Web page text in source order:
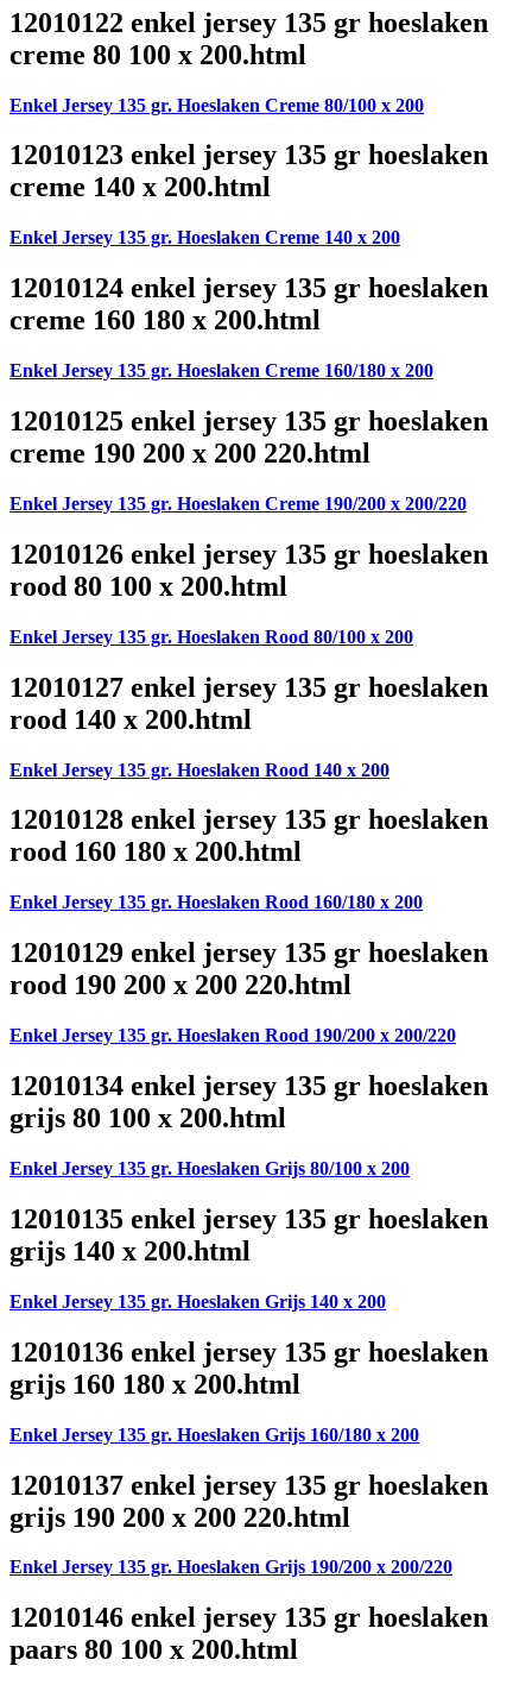
12010122 enkel jersey 135 gr hoeslaken
creme 80 100 x 200.html
Enkel Jersey 135 gr. Hoeslaken Creme 80/100 x 200
12010123 enkel jersey 135 gr hoeslaken
creme 140 x 200.html
Enkel Jersey 135 gr. Hoeslaken Creme 140 x 200
12010124 enkel jersey 135 gr hoeslaken
creme 160 180 x 200.html
Enkel Jersey 135 gr. Hoeslaken Creme 160/180 x 200
12010125 enkel jersey 135 gr hoeslaken
creme 190 200 x 200 220.html
Enkel Jersey 135 gr. Hoeslaken Creme 190/200 x 200/220
12010126 enkel jersey 135 gr hoeslaken
rood 80 100 x 200.html
Enkel Jersey 135 gr. Hoeslaken Rood 80/100 x 200
12010127 enkel jersey 135 gr hoeslaken
rood 140 x 200.html
Enkel Jersey 135 gr. Hoeslaken Rood 140 x 200
12010128 enkel jersey 135 gr hoeslaken
rood 160 180 x 200.html
Enkel Jersey 135 gr. Hoeslaken Rood 160/180 x 200
12010129 enkel jersey 135 gr hoeslaken
rood 190 200 x 200 220.html
Enkel Jersey 135 gr. Hoeslaken Rood 190/200 x 200/220
12010134 enkel jersey 135 gr hoeslaken
grijs 80 100 x 200.html
Enkel Jersey 135 gr. Hoeslaken Grijs 80/100 x 200
12010135 enkel jersey 135 gr hoeslaken
grijs 140 x 200.html
Enkel Jersey 135 gr. Hoeslaken Grijs 140 x 200
12010136 enkel jersey 135 gr hoeslaken
grijs 160 180 x 200.html
Enkel Jersey 135 gr. Hoeslaken Grijs 160/180 x 200
12010137 enkel jersey 135 gr hoeslaken
grijs 190 200 x 200 220.html
Enkel Jersey 135 gr. Hoeslaken Grijs 190/200 x 200/220
12010146 enkel jersey 135 gr hoeslaken
paars 80 100 x 200.html